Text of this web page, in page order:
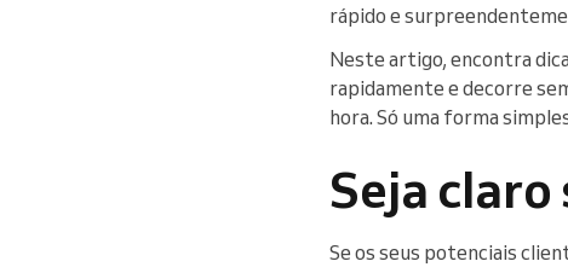
rápido e
Neste artigo, encontra
rapidamente e decorre
hora. Só uma forma
Seja
Se os seus potenciais